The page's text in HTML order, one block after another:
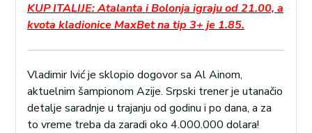
KUP ITALIJE: Atalanta i Bolonja igraju od 21.00, a
kvota kladionice MaxBet na tip 3+ je 1.85.
Vladimir Ivić je sklopio dogovor sa Al Ainom,
aktuelnim šampionom Azije. Srpski trener je utanačio
detalje saradnje u trajanju od godinu i po dana, a za
to vreme treba da zaradi oko 4.000.000 dolara!